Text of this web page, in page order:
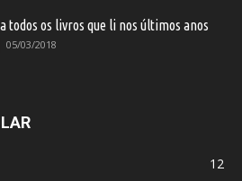
todos os livros que li nos últimos anos
05/03/2018
12